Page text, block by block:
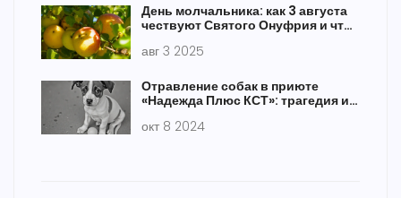
День молчальника: как 3 августа
чествуют Святого Онуфрия и что
авг 3 2025
Отравление собак в приюте
«Надежда Плюс КСТ»: трагедия и
окт 8 2024